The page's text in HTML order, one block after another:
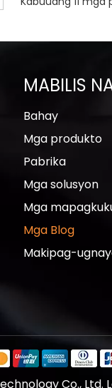
MABILIS
Bahay
Mga produkto
Pabrika
Mga solusyon
Mga
Mga Blog
Makipag-
Co.,